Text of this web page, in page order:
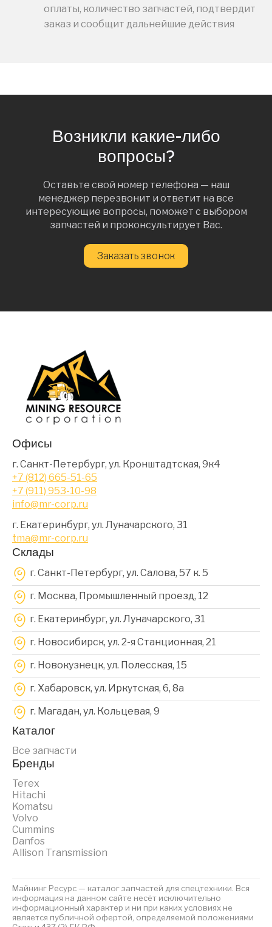
оплаты, количество запчастей, подтвердит
заказ и сообщит дальнейшие действия
Возникли какие-либо
вопросы?
Оставьте свой номер телефона — наш
менеджер перезвонит и ответит на все
интересующие вопросы, поможет с выбором
запчастей и проконсультирует Вас.
Заказать звонок
Офисы
г. Санкт-Петербург, ул. Кронштадтская, 9к4
+7 (812) 665-51-65
+7 (911) 953-10-98
info@mr-corp.ru
г. Екатеринбург, ул. Луначарского, 31
tma@mr-corp.ru
Склады
г. Санкт-Петербург, ул. Салова, 57 к. 5
г. Москва, Промышленный проезд, 12
г. Екатеринбург, ул. Луначарского, 31
г. Новосибирск, ул. 2-я Станционная, 21
г. Новокузнецк, ул. Полесская, 15
г. Хабаровск, ул. Иркутская, 6, 8a
г. Магадан, ул. Кольцевая, 9
Каталог
Все запчасти
Бренды
Terex
Hitachi
Komatsu
Volvo
Cummins
Danfos
Allison Transmission
Майнинг Ресурс — каталог запчастей для спецтехники. Вся
информация на данном сайте несёт исключительно
информационный характер и ни при каких условиях не
является публичной офертой, определяемой положениями